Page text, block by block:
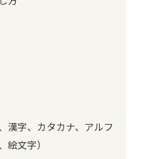
字、カタカナ、アルフ
絵文字）